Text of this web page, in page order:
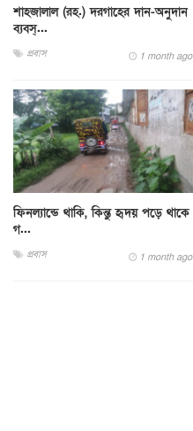
শাহজালাল (রহ.) দরগাহের দান-অনুদান
ব্যবস্...
প্রবাস 1 month ago
ফিনল্যান্ডে থাকি, কিন্তু হৃদয় পড়ে থাকে
গ...
প্রবাস 1 month ago